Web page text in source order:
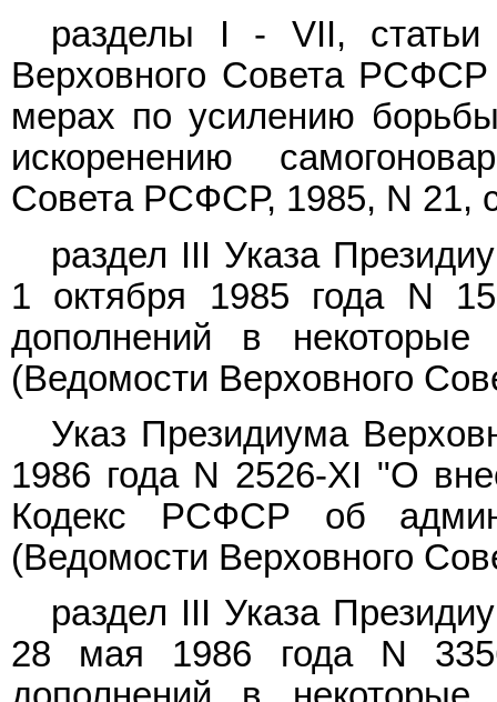
разделы I - VII,
Верховного Совета
мерах по усилению
искоренению
Совета РСФСР, 1985, N 21,
раздел III Указа
1 октября 1985 года N
дополнений в
(Ведомости Верховного
Указ Президиума
1986 года N 2526-XI "О
Кодекс РСФСР об
(Ведомости Верховного
раздел III Указа
28 мая 1986 года N